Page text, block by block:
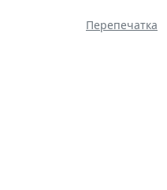
Перепечатка